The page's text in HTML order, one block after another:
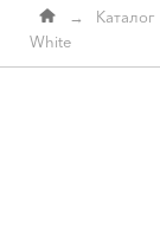
→ Каталог
White